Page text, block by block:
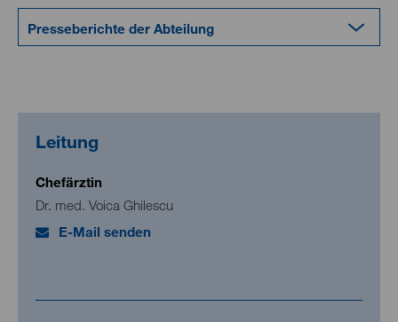
Presseberichte der Abteilung
Leitung
Chefärztin
Dr. med. Voica Ghilescu
E-Mail senden